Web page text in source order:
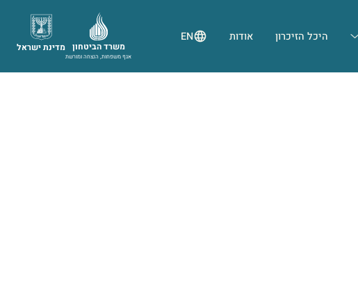
היכל הזיכרון אודות EN
מדינת ישראל משרד הביטחון
אגף משפחות, הנצחה ומורשת